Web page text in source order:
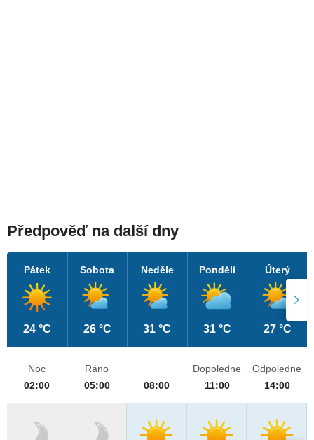
Předpověď na další dny
Pátek
24 °C
Sobota
26 °C
Neděle
31 °C
Pondělí
31 °C
Úterý
27 °C
Noc
02:00
Ráno
05:00
08:00
Dopoledne
11:00
Odpoledne
14:00